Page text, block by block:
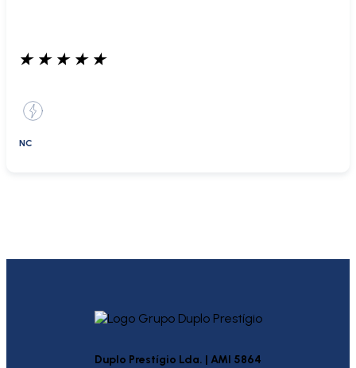
★ ★ ★ ★ ★
NC
Duplo Prestígio Lda. | AMI 5864